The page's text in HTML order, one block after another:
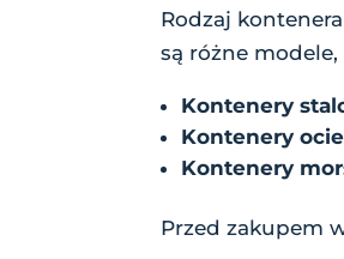
Rodzaj
są różne
Kontenery
Kontenery
Kontenery
Przed zakupem